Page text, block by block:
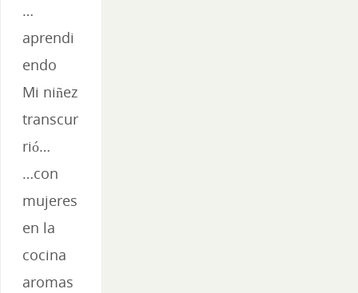
…
aprendi
endo
Mi niñez
transcur
rió…
…con
mujeres
en la
cocina
aromas